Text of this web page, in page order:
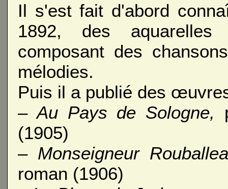
Il s'est fait d'abord
1892, des
composant des
mélodies.
Puis il a publié des
– Au Pays de Sologne,
(1905)
– Monseigneur
roman (1906)